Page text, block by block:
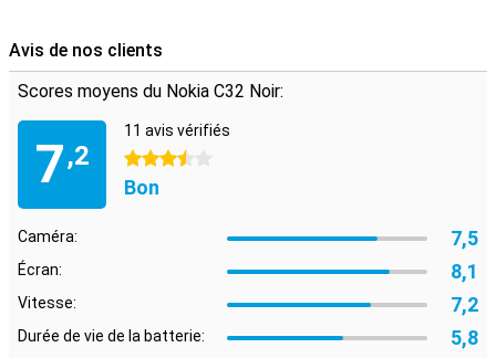
Avis de nos clients
Scores moyens du Nokia C32 Noir:
7,2
11 avis vérifiés
3.5 étoiles
Bon
Caméra: 7,5
Écran: 8,1
Vitesse: 7,2
Durée de vie de la batterie: 5,8